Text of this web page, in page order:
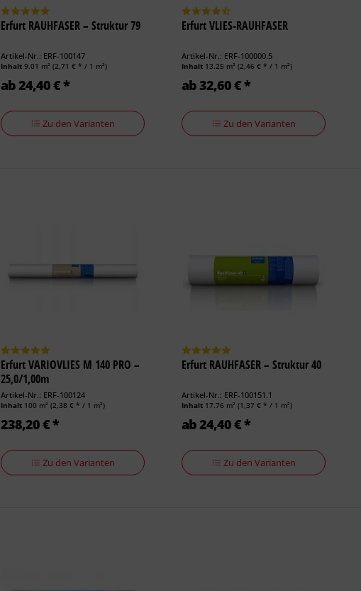
Erfurt RAUHFASER – Struktur 79
Artikel-Nr.: ERF-100147
Inhalt9.01 m²(2,71 € * / 1 m²)
ab 24,40 € *
Zu den Varianten
Erfurt VLIES-RAUHFASER
Artikel-Nr.: ERF-100000.5
Inhalt 13.25 m²(2,46 € * / 1 m²)
ab 32,60 € *
Zu den Varianten
Erfurt VARIOVLIES M 140 PRO –
25,0/1,00m
Artikel-Nr.: ERF-100124
Inhalt 100 m²(2,38 € * / 1 m²)
238,20 € *
Zu den Varianten
Erfurt RAUHFASER – Struktur 40
Artikel-Nr.: ERF-100151.1
Inhalt 17.76 m²(1,37 € * / 1 m²)
ab 24,40 € *
Zu den Varianten